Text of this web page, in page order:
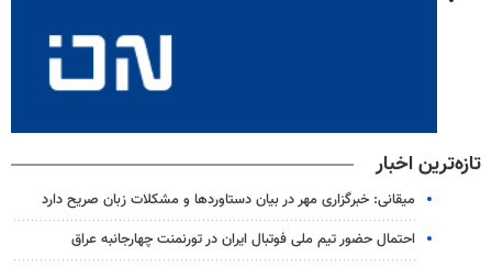
تازه‌ترین اخبار
میقانی: خبرگزاری مهر در بیان دستاوردها و مشکلات زبان صریح دارد
احتمال حضور تیم ملی فوتبال ایران در تورنمنت چهارجانبه عراق